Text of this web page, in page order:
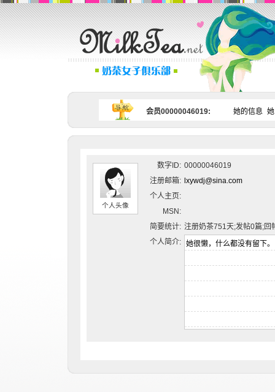
会员00000046019: 她的信息
个人头像
数字ID: 00000046019
注册邮箱: lxywdj@sina.com
个人主页:
MSN:
简要统计: 注册奶茶751天;发帖0篇;回
个人简介: